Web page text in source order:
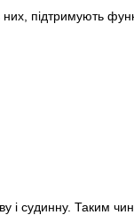
підтримують
і судинну. Таким